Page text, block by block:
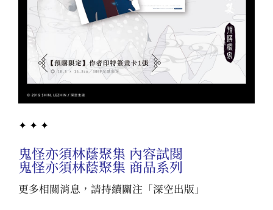
✦ ✦ ✦
鬼怪亦須林蔭聚集 內容試閱
鬼怪亦須林蔭聚集 商品系列
更多相關消息，請持續關注「深空出版 」